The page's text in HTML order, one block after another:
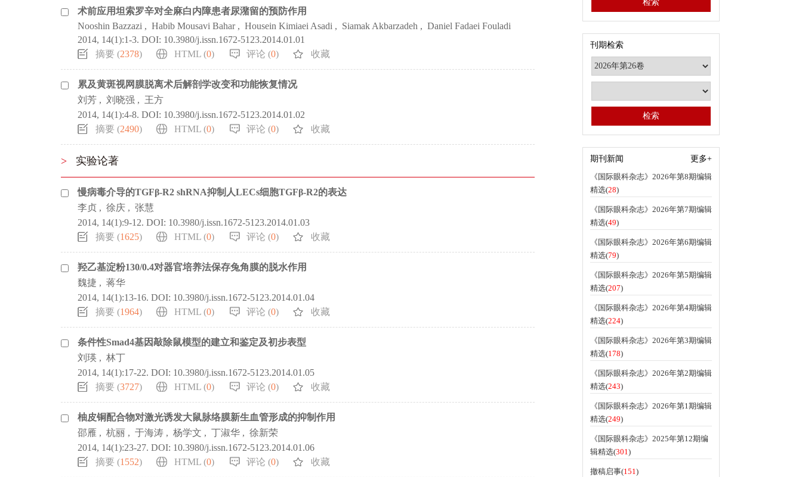
术前应用坦索罗辛对全麻白内障患者尿潴留的预防作用
Nooshin Bazzazi , Habib Mousavi Bahar , Housein Kimiaei Asadi , Siamak Akbarzadeh , Daniel Fadaei Fouladi
2014, 14(1):1-3. DOI: 10.3980/j.issn.1672-5123.2014.01.01
摘要 (2378) HTML (0) 评论 (0) 收藏
累及黄斑视网膜脱离术后解剖学改变和功能恢复情况
刘芳 , 刘晓强 , 王方
2014, 14(1):4-8. DOI: 10.3980/j.issn.1672-5123.2014.01.02
摘要 (2490) HTML (0) 评论 (0) 收藏
> 实验论著
慢病毒介导的TGFβ-R2 shRNA抑制人LECs细胞TGFβ-R2的表达
李贞 , 徐庆 , 张慧
2014, 14(1):9-12. DOI: 10.3980/j.issn.1672-5123.2014.01.03
摘要 (1625) HTML (0) 评论 (0) 收藏
羟乙基淀粉130/0.4对器官培养法保存兔角膜的脱水作用
魏捷 , 蒋华
2014, 14(1):13-16. DOI: 10.3980/j.issn.1672-5123.2014.01.04
摘要 (1964) HTML (0) 评论 (0) 收藏
条件性Smad4基因敲除鼠模型的建立和鉴定及初步表型
刘瑛 , 林丁
2014, 14(1):17-22. DOI: 10.3980/j.issn.1672-5123.2014.01.05
摘要 (3727) HTML (0) 评论 (0) 收藏
柚皮铜配合物对激光诱发大鼠脉络膜新生血管形成的抑制作用
邵雁 , 杭丽 , 于海涛 , 杨学文 , 丁淑华 , 徐新荣
2014, 14(1):23-27. DOI: 10.3980/j.issn.1672-5123.2014.01.06
摘要 (1552) HTML (0) 评论 (0) 收藏
刊期检索
期刊新闻
更多+
《国际眼科杂志》2026年第8期编辑
精选(28)
《国际眼科杂志》2026年第7期编辑
精选(49)
《国际眼科杂志》2026年第6期编辑
精选(79)
《国际眼科杂志》2026年第5期编辑
精选(207)
《国际眼科杂志》2026年第4期编辑
精选(224)
《国际眼科杂志》2026年第3期编辑
精选(178)
《国际眼科杂志》2026年第2期编辑
精选(243)
《国际眼科杂志》2026年第1期编辑
精选(249)
《国际眼科杂志》2025年第12期编
辑精选(301)
撤稿启事(151)